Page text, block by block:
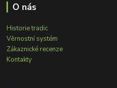
O nás
Historie tradic
Věrnostní systém
Zákaznické recenze
Kontakty